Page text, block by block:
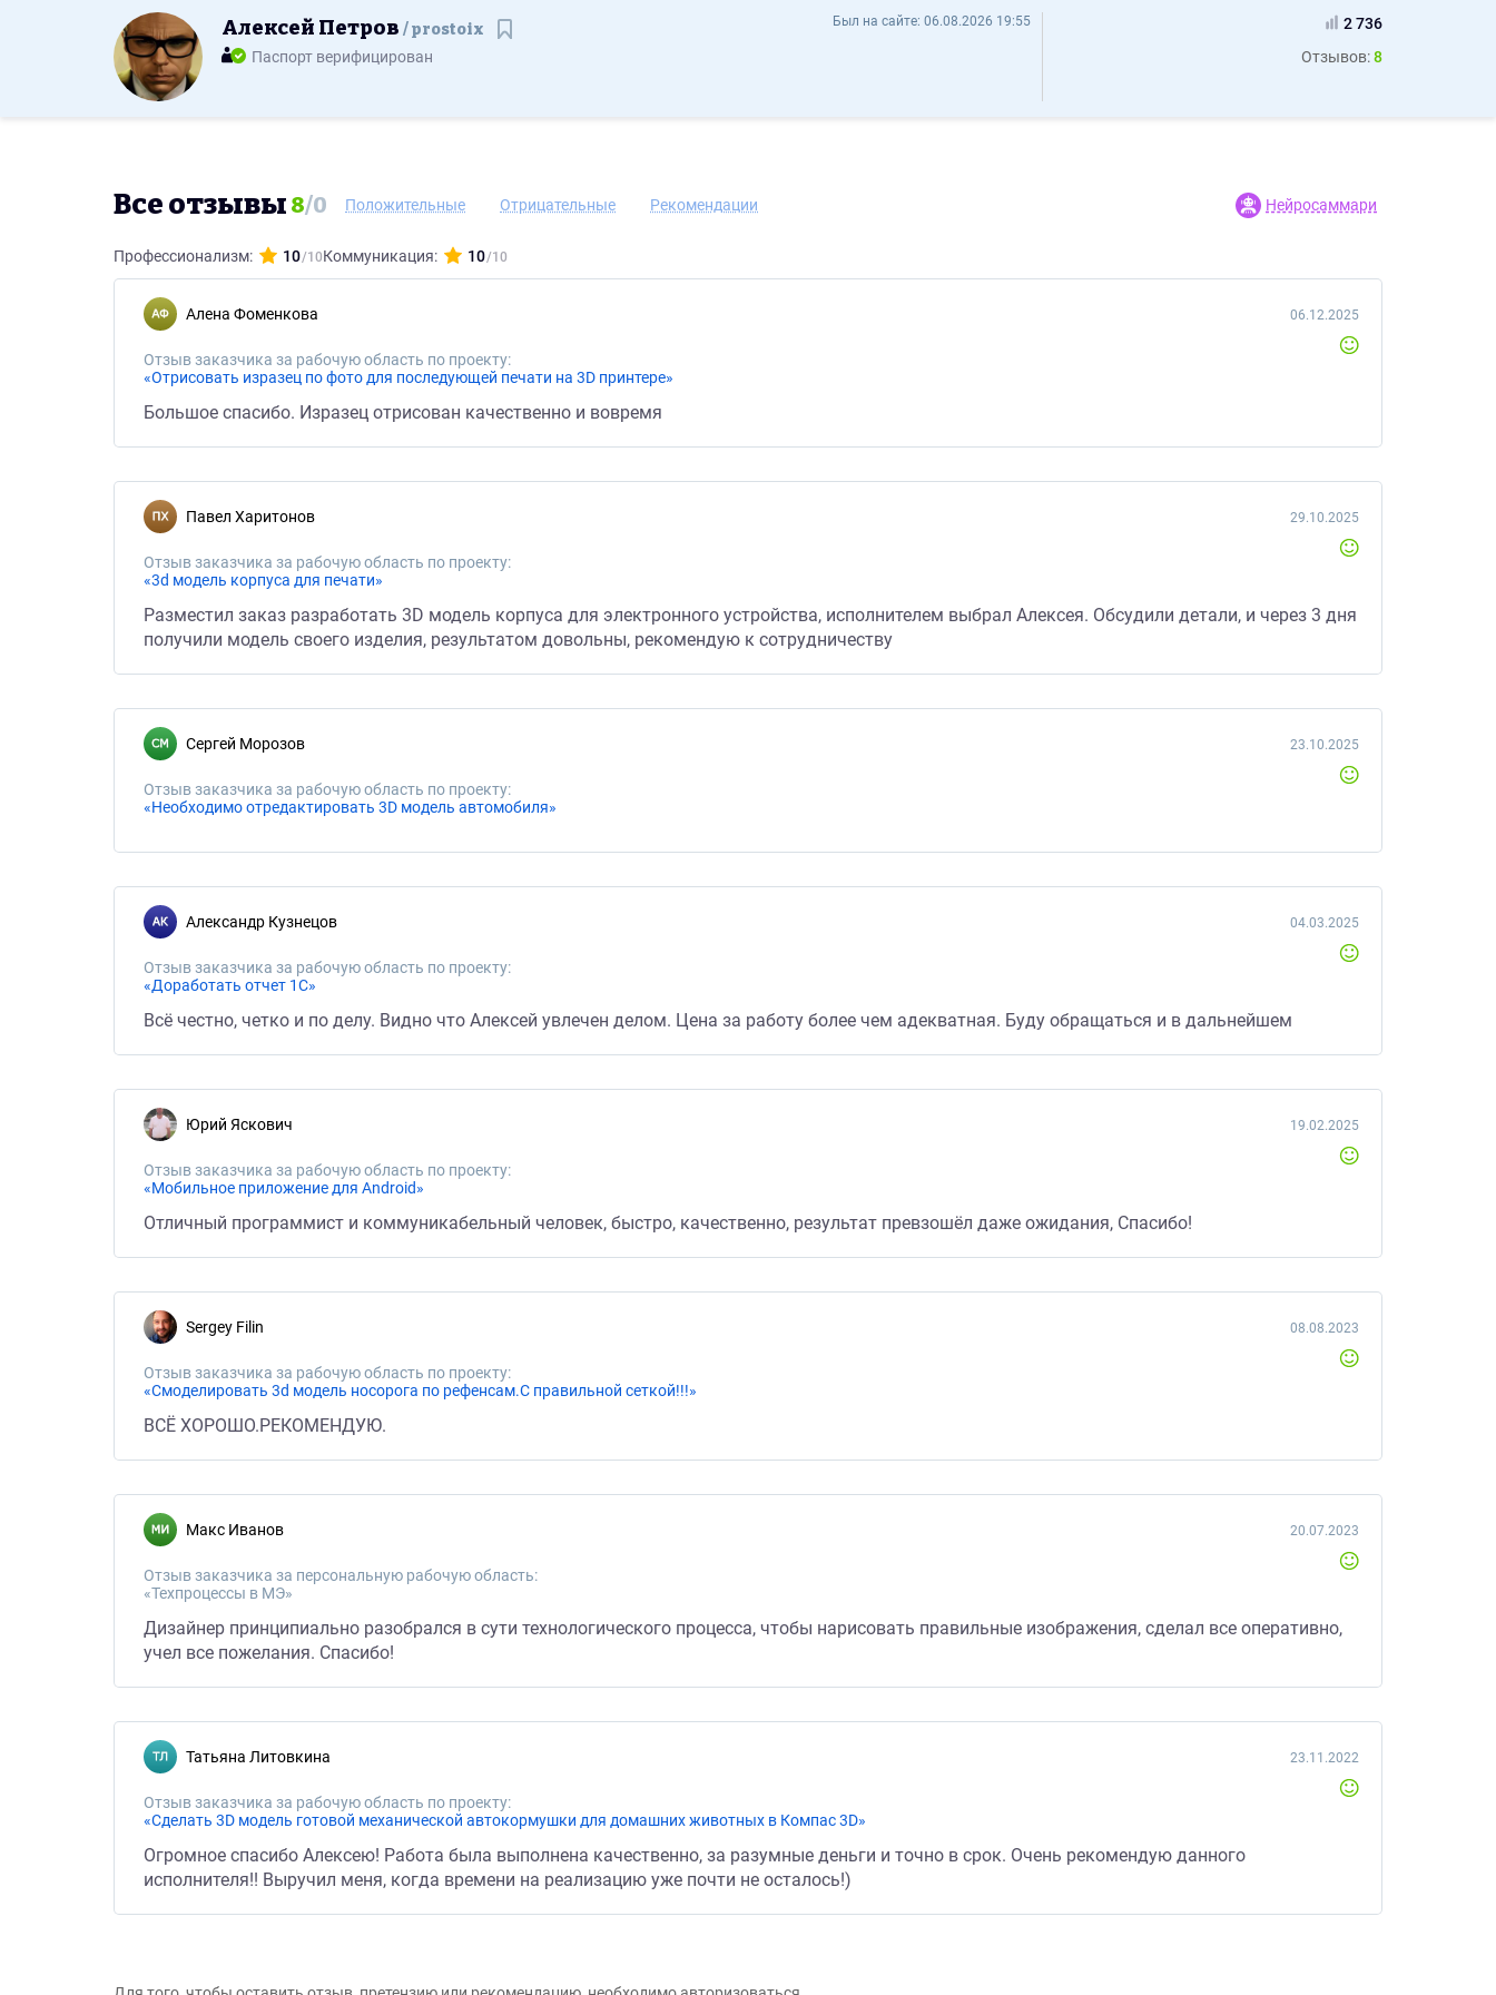
Алексей Петров prostoix - ОтзывыБыл на сайте: 06.08.2026 19:55
Алексей Петров prostoix
Паспорт верифицирован
2 736
Отзывов:8
Все отзывы 8/0 Положительные Отрицательные Рекомендации Нейросаммари
Профессионализм: 10 Коммуникация: 10
Алена Фоменкова
Отзыв заказчика за рабочую область по проекту:
«Отрисовать изразец по фото для последующей печати на 3D принтере»
06.12.2025
Большое спасибо. Изразец отрисован качественно и вовремя
Павел Харитонов
Отзыв заказчика за рабочую область по проекту:
«3d модель корпуса для печати»
29.10.2025
Разместил заказ разработать 3D модель корпуса для электронного устройства, исполнителем выбрал Алексея. Обсудили детали, и через 3 дня
получили модель своего изделия, результатом довольны, рекомендую к сотрудничеству
Сергей Морозов
Отзыв заказчика за рабочую область по проекту:
«Необходимо отредактировать 3D модель автомобиля»
23.10.2025
Александр Кузнецов
Отзыв заказчика за рабочую область по проекту:
«Доработать отчет 1С»
04.03.2025
Всё честно, четко и по делу. Видно что Алексей увлечен делом. Цена за работу более чем адекватная. Буду обращаться и в дальнейшем
Юрий Яскович
Отзыв заказчика за рабочую область по проекту:
«Мобильное приложение для Android»
19.02.2025
Отличный программист и коммуникабельный человек, быстро, качественно, результат превзошёл даже ожидания, Спасибо!
Sergey Filin
Отзыв заказчика за рабочую область по проекту:
«Смоделировать 3d модель носорога по рефенсам.С правильной сеткой!!!»
08.08.2023
ВСЁ ХОРОШО.РЕКОМЕНДУЮ.
Макс Иванов
Отзыв заказчика за персональную рабочую область:
«Техпроцессы в МЭ»
20.07.2023
Дизайнер принципиально разобрался в сути технологического процесса, чтобы нарисовать правильные изображения, сделал все оперативно,
учел все пожелания. Спасибо!
Татьяна Литовкина
Отзыв заказчика за рабочую область по проекту:
«Сделать 3D модель готовой механической автокормушки для домашних животных в Компас 3D»
23.11.2022
Огромное спасибо Алексею! Работа была выполнена качественно, за разумные деньги и точно в срок. Очень рекомендую данного
исполнителя!! Выручил меня, когда времени на реализацию уже почти не осталось!)